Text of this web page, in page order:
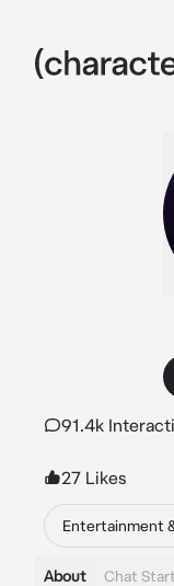
91.4k
27 Likes
Entertainment
About Chat